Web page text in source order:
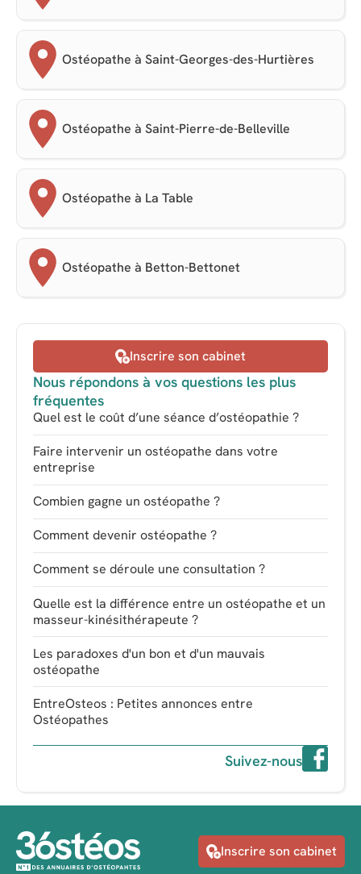
Ostéopathe à Saint-Georges-des-Hurtières
Ostéopathe à Saint-Pierre-de-Belleville
Ostéopathe à La Table
Ostéopathe à Betton-Bettonet
Inscrire son cabinet
Nous répondons à vos questions les plus
fréquentes
Quel est le coût d’une séance d’ostéopathie ?
Faire intervenir un ostéopathe dans votre
entreprise
Combien gagne un ostéopathe ?
Comment devenir ostéopathe ?
Comment se déroule une consultation ?
Quelle est la différence entre un ostéopathe et un
masseur-kinésithérapeute ?
Les paradoxes d'un bon et d'un mauvais
ostéopathe
EntreOsteos : Petites annonces entre
Ostéopathes
Suivez-nous
Inscrire son cabinet